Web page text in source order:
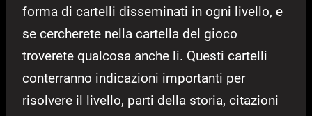
forma di cartelli disseminati in ogni livello, e
se cercherete nella cartella del gioco
troverete qualcosa anche li. Questi cartelli
conterranno indicazioni importanti per
risolvere il livello, parti della storia, citazioni